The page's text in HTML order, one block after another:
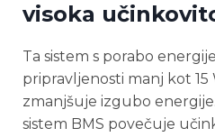
visoka
Ta sistem s porabo
pripravljenosti manj kot
zmanjšuje izgubo
sistem BMS povečuje